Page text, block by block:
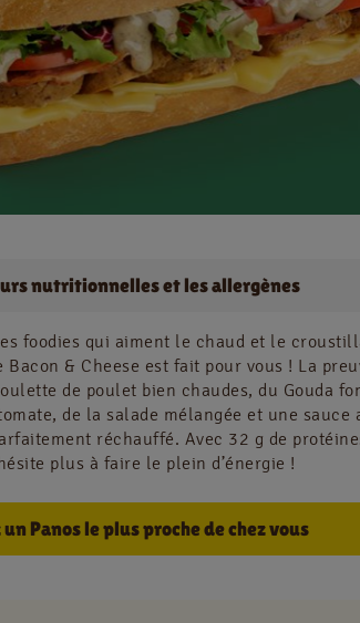
Application
Contact
Jobs
Information juridique
Privacy policy
Cookie policy
nutritionnelles et les allergènes
foodies qui aiment le chaud et le
& Cheese est fait pour vous ! La
de poulet bien chaudes, du Gouda
de la salade mélangée et une sauce
réchauffé. Avec 32 g de
plus à faire le plein d’énergie !
un Panos le plus proche de chez vous